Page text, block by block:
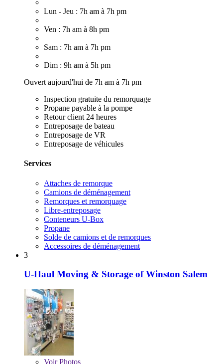
Lun - Jeu : 7h am à 7h pm
Ven : 7h am à 8h pm
Sam : 7h am à 7h pm
Dim : 9h am à 5h pm
Ouvert aujourd'hui de 7h am à 7h pm
Inspection gratuite du remorquage
Propane payable à la pompe
Retour client 24 heures
Entreposage de bateau
Entreposage de VR
Entreposage de véhicules
Services
Attaches de remorque
Camions de déménagement
Remorques et remorquage
Libre-entreposage
Conteneurs U-Box
Propane
Solde de camions et de remorques
Accessoires de déménagement
3
U-Haul Moving & Storage of Winston Salem
VoirPhotos